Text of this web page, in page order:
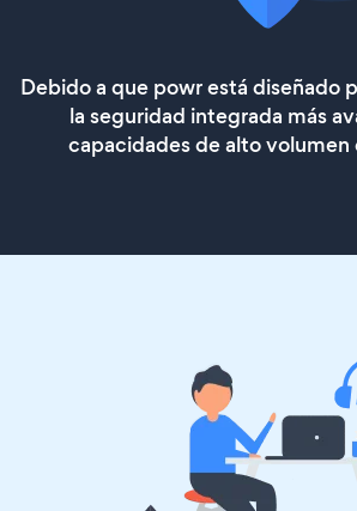
Debido a que powr está diseñado
la seguridad integrada más
capacidades de alto volumen